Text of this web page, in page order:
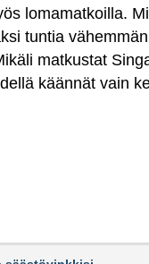
lomamatkoilla.
tuntia
matkustat
käännät vain